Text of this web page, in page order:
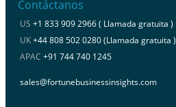
Contáctanos
US +1 833 909 2966 ( Llamada gratuita )
UK+44 808 502 0280 (Llamada gratuita )
APAC +91 744 740 1245
sales@fortunebusinessinsights.com